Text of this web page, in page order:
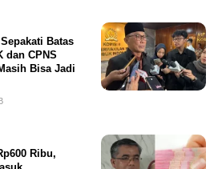
Batas
dan CPNS
Bisa Jadi
Ribu,